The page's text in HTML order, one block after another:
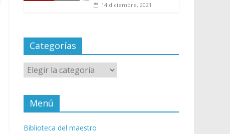
14 diciembre, 2021
Categorías
Categorías
Menú
Biblioteca del maestro